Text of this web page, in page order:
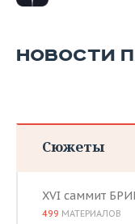
НОВОСТИ
Сюжеты
XVI саммит
499 МАТЕРИАЛОВ